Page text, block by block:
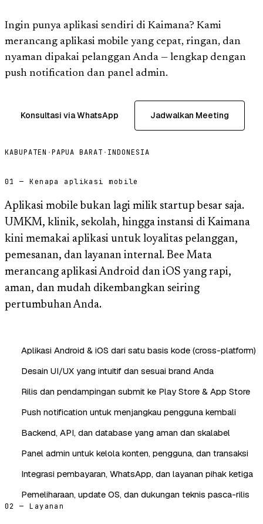
Ingin punya aplikasi sendiri di Kaimana? Kami
merancang aplikasi mobile yang cepat, ringan, dan
nyaman dipakai pelanggan Anda — lengkap dengan
push notification dan panel admin.
Konsultasi via WhatsApp Jadwalkan Meeting
KABUPATEN ·PAPUA BARAT · INDONESIA
01 — Kenapa aplikasi mobile
Aplikasi mobile bukan lagi milik startup besar saja.
UMKM, klinik, sekolah, hingga instansi di Kaimana
kini memakai aplikasi untuk loyalitas pelanggan,
pemesanan, dan layanan internal. Bee Mata
merancang aplikasi Android dan iOS yang rapi,
aman, dan mudah dikembangkan seiring
pertumbuhan Anda.
Aplikasi Android & iOS dari satu basis kode (cross-platform)
Desain UI/UX yang intuitif dan sesuai brand Anda
Rilis dan pendampingan submit ke Play Store & App Store
Push notification untuk menjangkau pengguna kembali
Backend, API, dan database yang aman dan skalabel
Panel admin untuk kelola konten, pengguna, dan transaksi
Integrasi pembayaran, WhatsApp, dan layanan pihak ketiga
Pemeliharaan, update OS, dan dukungan teknis pasca-rilis
02 — Layanan